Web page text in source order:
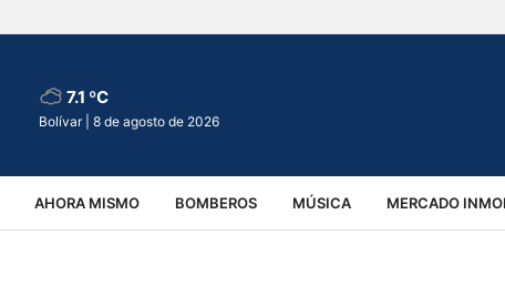
7.1 ºC
Bolívar | 8 de agosto de 2026
AHORA MISMO BOMBEROS MÚSICA MERCADO